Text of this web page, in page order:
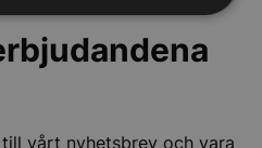
vårt nyhetsbrev och vara
Inriktning